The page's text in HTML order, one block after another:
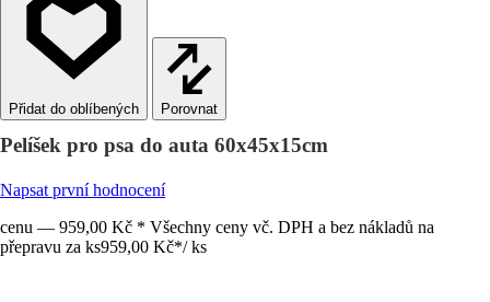
Porovnat
Pelíšek pro psa do auta 60x45x15cm
Napsat první hodnocení
cenu — 959,00 Kč * Všechny ceny vč. DPH a bez nákladů na
přepravu za ks959,00 Kč*/ ks